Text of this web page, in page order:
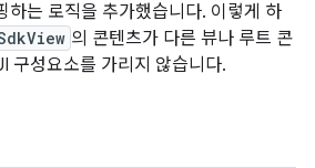
하는 로직을 추가했습니다. 이렇게 하
의 콘텐츠가 다른 뷰나 루트 콘
구성요소를 가리지 않습니다.